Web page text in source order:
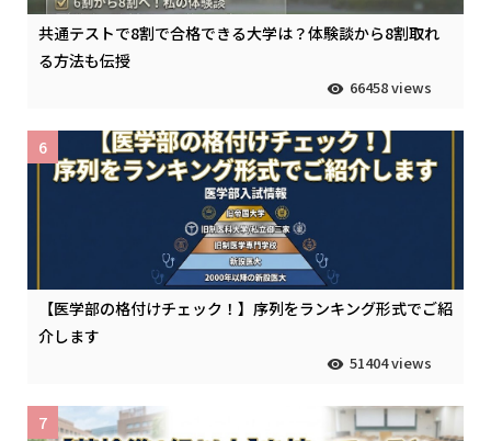
共通テストで8割で合格できる大学は？体験談から8割取れ
る方法も伝授
66458 views
【医学部の格付けチェック！】序列をランキング形式でご紹
介します
51404 views
6
7